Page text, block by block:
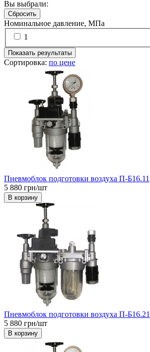
Вы выбрали:
Сбросить
Номинальное давление, МПа
1
Показать результаты
Сортировка: по цене
Пневмоблок подготовки воздуха П-Б16.11
5 880 грн/шт
В корзину
Пневмоблок подготовки воздуха П-Б16.21
5 880 грн/шт
В корзину